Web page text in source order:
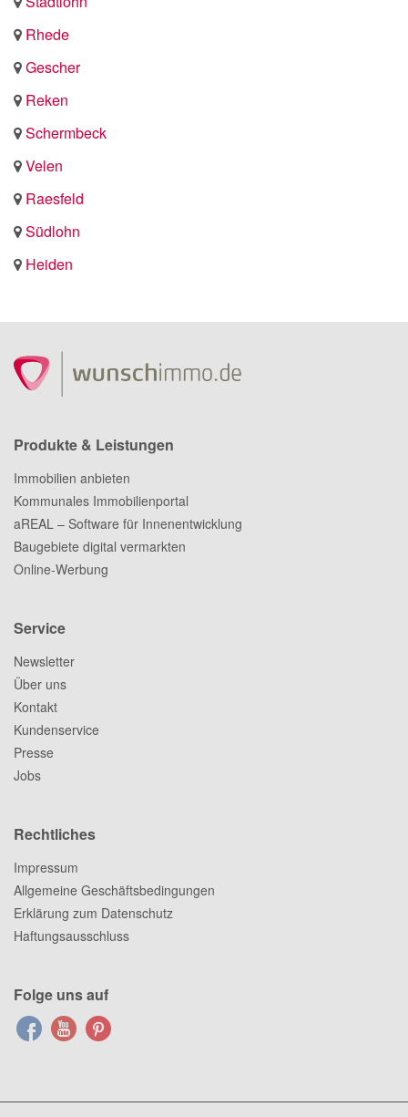
Rhede
Gescher
Reken
Schermbeck
Velen
Raesfeld
Südlohn
Heiden
Produkte & Leistungen
Immobilien anbieten
Kommunales Immobilienportal
aREAL – Software für Innenentwicklung
Baugebiete digital vermarkten
Online-Werbung
Service
Newsletter
Über uns
Kontakt
Kundenservice
Presse
Jobs
Rechtliches
Impressum
Allgemeine Geschäftsbedingungen
Erklärung zum Datenschutz
Haftungsausschluss
Folge uns auf